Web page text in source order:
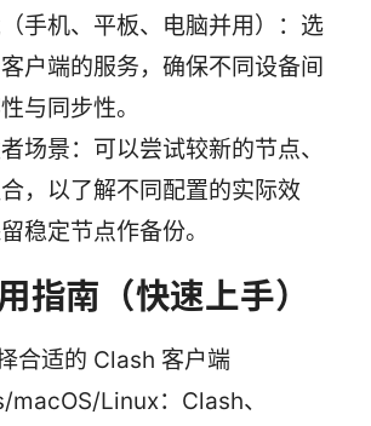
手机、平板、电脑并用）：选
户端的服务，确保不同设备间
与同步性。
场景：可以尝试较新的节点、
，以了解不同配置的实际效
稳定节点作备份。
指南（快速上手）
合适的 Clash 客户端
Linux：Clash、